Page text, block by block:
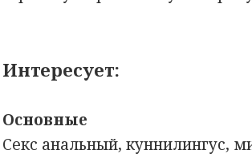
Интересует:
Основные
Секс анальный, куннилингус,